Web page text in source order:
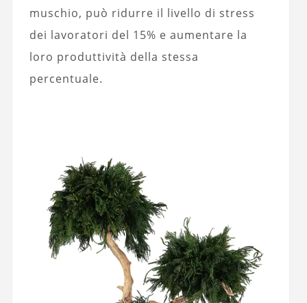
muschio, può ridurre il livello di stress
dei lavoratori del 15% e aumentare la
loro produttività della stessa
percentuale.